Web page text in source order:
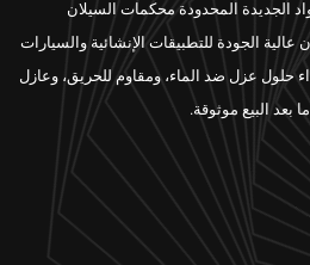
الجديدة المحدودة محكمات السيلان
عالية الجودة للتطبيقات الإنشائية والسيارات
حلول عزل ضد الماء، ومقاوم للحريق، وعازل
بعد البيع موثوقة.